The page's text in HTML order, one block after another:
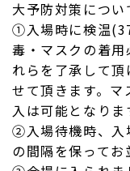
大予防対策につい
①入場時に検温
毒・マスクの着
れらを了承して
せて頂きます。
入は可能となりま
②入場待機時、入
の間隔を保ってお